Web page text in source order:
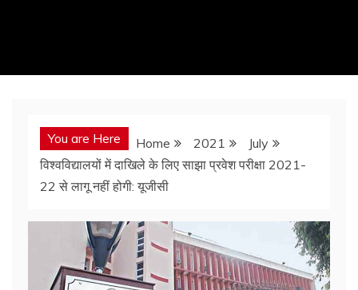
You are Here Home 2021
July
विश्वविद्यालयों में दाखिले के लिए साझा प्रवेश परीक्षा 2021-
22 से लागू नहीं होगी: यूजीसी